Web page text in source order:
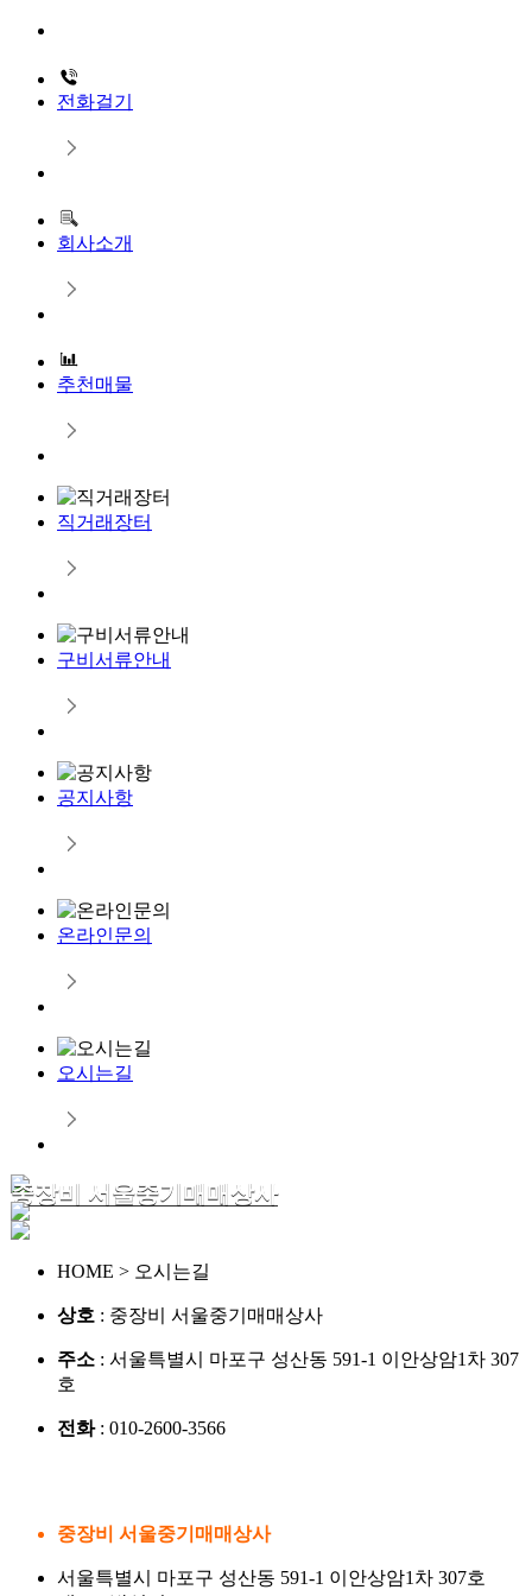
전화걸기
회사소개
추천매물
직거래장터
구비서류안내
공지사항
온라인문의
오시는길
중장비 서울중기매매상사
HOME > 오시는길
상호 : 중장비 서울중기매매상사
주소 : 서울특별시 마포구 성산동 591-1 이안상암1차 307
호
전화: 010-2600-3566
중장비 서울중기매매상사
서울특별시 마포구 성산동 591-1 이안상암1차 307호